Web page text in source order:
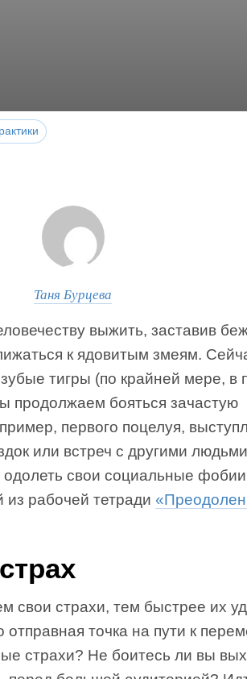
Таня Бурцева
выжить, заставив
к ядовитым змеям.
тигры (по крайней мере, в
продолжаем бояться зачастую
первого поцелуя,
или встреч с другими
свои социальные фобии
рабочей тетради
свои страхи, тем быстрее их
отправная точка на пути к
страхи? Не боитесь ли вы